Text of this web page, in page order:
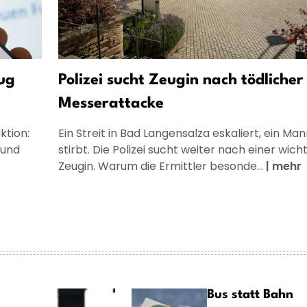
Polizei sucht Zeugin nach tödlicher
Messerattacke
Ein Streit in Bad Langensalza eskaliert, ein
stirbt. Die Polizei sucht weiter nach einer
Zeugin. Warum die Ermittler besonde... | mehr
Bus statt Bahn